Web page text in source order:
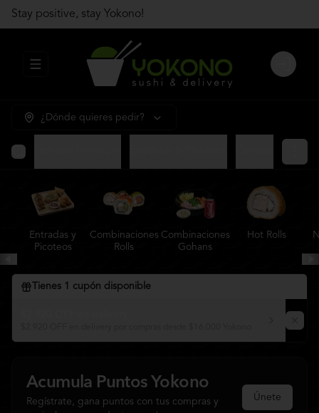
Stay positive, stay Yokono!
Abrir menu de navegación Login
¿Dónde quieres pedir?
Entradas y
Picoteos
Combinaciones
Rolls
Combinaciones
Gohans
Hot Rolls
Tienes 1 cupón disponible
Acumula Puntos Yokono
Regístrate, gana puntos con tus compras y
Únete